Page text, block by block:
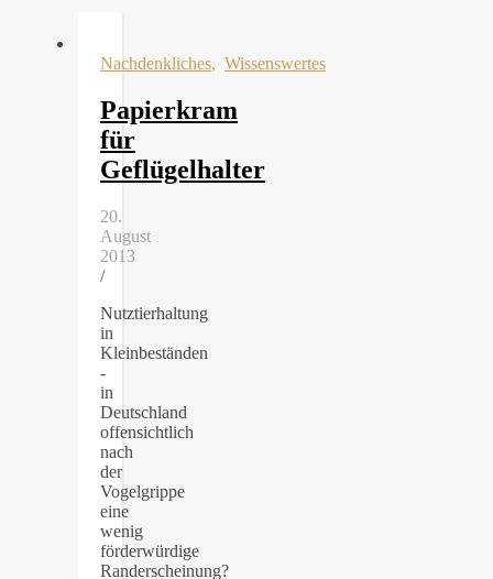
Nachdenkliches, Wissenswertes
Papierkram
für
Geflügelhalter
20.
August
2013
/
Nutztierhaltung
in
Kleinbeständen
-
in
Deutschland
offensichtlich
nach
der
Vogelgrippe
eine
wenig
förderwürdige
Randerscheinung?